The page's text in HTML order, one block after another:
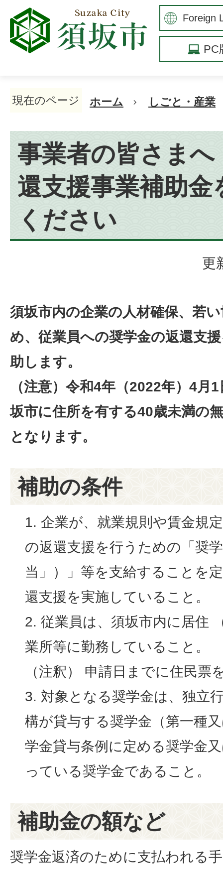
PC
現在のページ ホーム しごと・産業
事業者の皆さまへ
還支援事業補助金
ください
更
須坂市内の企業の人材確保、若
め、従業員への奨学金の返還支
助します。
（注意）令和4年（2022年）4月
坂市に住所を有する40歳未満の
となります。
補助の条件
企業が、就業規則や賃金規
の返還支援を行うための「奨
当」）」等を支給することを
還支援を実施していること。
従業員は、須坂市内に居住
業所等に勤務していること。
（注釈） 申請日までに住民票
対象となる奨学金は、独立
構が貸与する奨学金（第一種
学金貸与条例に定める奨学金
っている奨学金であること。
補助金の額など
奨学金返済のために支払われる